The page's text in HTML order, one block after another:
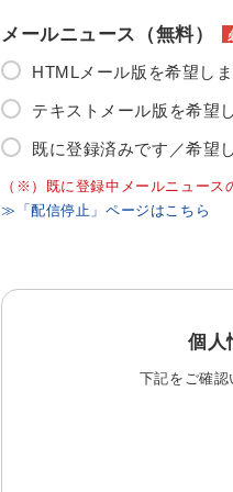
メールニュース（無料）
HTMLメール版を希望し
テキストメール版を希望
既に登録済みです／希望
（※）既に登録中メールニュース
≫「配信停止」ページはこちら
個人
下記をご確認